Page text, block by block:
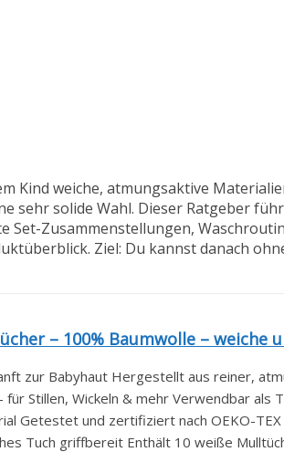
Kind weiche, atmungsaktive
sehr solide Wahl. Dieser Ratgeber
Zusammenstellungen,
Ziel: Du kannst danach
– 100% Baumwolle – weiche
zur Babyhaut Hergestellt aus reiner,
Stillen, Wickeln & mehr Verwendbar als
Getestet und zertifiziert nach OEKO-TEX
Tuch griffbereit Enthält 10 weiße